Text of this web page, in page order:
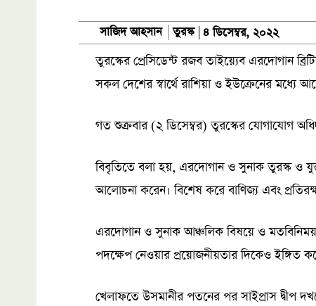
সাজিদ আহসান তুরস্ক ৪ ডিসেম্বর, ২০২২
তুরস্কের প্রেসিডেন্ট রজব তাইয়্যেব এরদোগান
সকল দেশের স্বার্থে রাশিয়া ও ইউক্রেনের মধ্যে
গত শুক্রবার (২ ডিসেম্বর) তুরস্কের যোগাযোগ
বিবৃতিতে বলা হয়, এরদোগান ও সুনাক তুরস্ক ও
আলোচনা করেন। বিশেষ করে বাণিজ্য এবং
এরদোগান ও সুনাক আঞ্চলিক বিষয়ে ও মতবিনিময়
পদক্ষেপ নেওয়ার প্রয়োজনীয়তার দিকেও ইঙ্গিত
খেলাফতে উসমানীর পতনের পর সাইপ্রাস দ্বীপ